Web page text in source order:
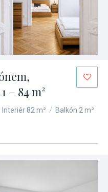
– 84 m²
Interiér 82 m² / Balkón 2 m²